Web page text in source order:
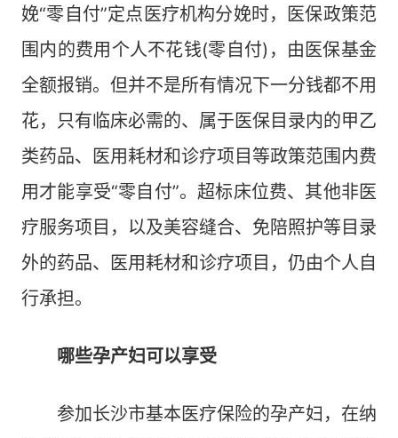
娩“零自付”定点医疗机构分娩时，医保政策范
围内的费用个人不花钱(零自付)，由医保基金
全额报销。但并不是所有情况下一分钱都不用
花，只有临床必需的、属于医保目录内的甲乙
类药品、医用耗材和诊疗项目等政策范围内费
用才能享受“零自付”。超标床位费、其他非医
疗服务项目，以及美容缝合、免陪照护等目录
外的药品、医用耗材和诊疗项目，仍由个人自
行承担。
哪些孕产妇可以享受
参加长沙市基本医疗保险的孕产妇，在纳